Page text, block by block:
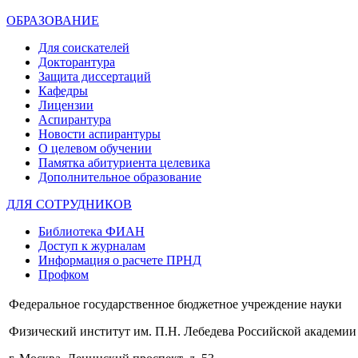
ОБРАЗОВАНИЕ
Для соискателей
Докторантура
Защита диссертаций
Кафедры
Лицензии
Аспирантура
Новости аспирантуры
О целевом обучении
Памятка абитуриента целевика
Дополнительное образование
ДЛЯ СОТРУДНИКОВ
Библиотека ФИАН
Доступ к журналам
Информация о расчете ПРНД
Профком
Федеральное государственное бюджетное учреждение науки
Физический институт им. П.Н. Лебедева Российской академии